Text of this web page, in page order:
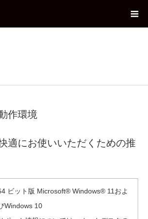
作環境
適にお使いいただくための推
ビット版 Microsoft® Windows® 11およ
Windows 10